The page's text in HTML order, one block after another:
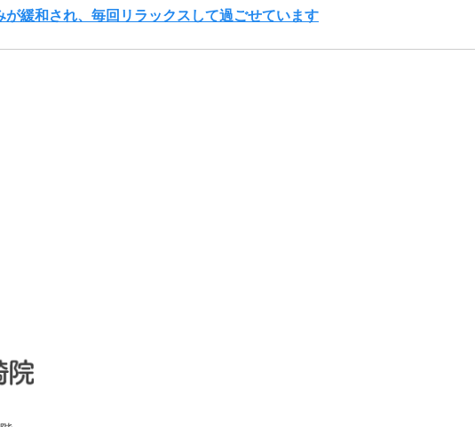
緩和され、毎回リラックスして過ごせています